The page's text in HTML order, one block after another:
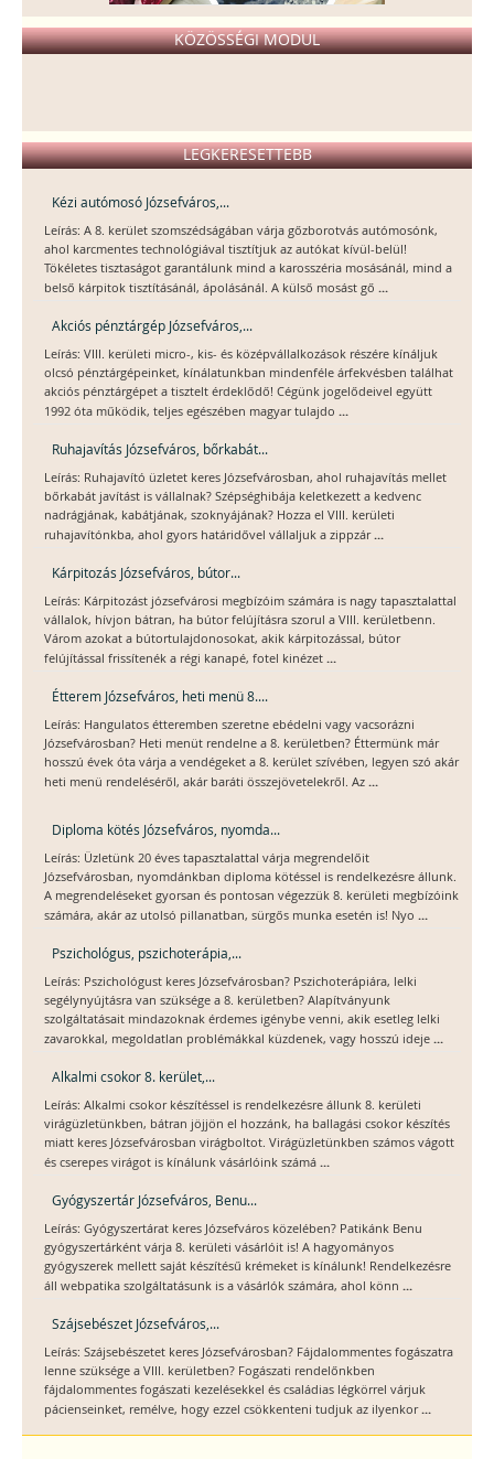
KÖZÖSSÉGI MODUL
LEGKERESETTEBB
Kézi autómosó Józsefváros,...
Leírás: A 8. kerület szomszédságában várja gőzborotvás autómosónk,
ahol karcmentes technológiával tisztítjuk az autókat kívül-belül!
Tökéletes tisztaságot garantálunk mind a karosszéria mosásánál, mind a
belső kárpitok tisztításánál, ápolásánál. A külső mosást gő ...
Akciós pénztárgép Józsefváros,...
Leírás: VIII. kerületi micro-, kis- és középvállalkozások részére kínáljuk
olcsó pénztárgépeinket, kínálatunkban mindenféle árfekvésben találhat
akciós pénztárgépet a tisztelt érdeklődő! Cégünk jogelődeivel együtt
1992 óta működik, teljes egészében magyar tulajdo ...
Ruhajavítás Józsefváros, bőrkabát...
Leírás: Ruhajavító üzletet keres Józsefvárosban, ahol ruhajavítás mellet
bőrkabát javítást is vállalnak? Szépséghibája keletkezett a kedvenc
nadrágjának, kabátjának, szoknyájának? Hozza el VIII. kerületi
ruhajavítónkba, ahol gyors határidővel vállaljuk a zippzár ...
Kárpitozás Józsefváros, bútor...
Leírás: Kárpitozást józsefvárosi megbízóim számára is nagy tapasztalattal
vállalok, hívjon bátran, ha bútor felújításra szorul a VIII. kerületbenn.
Várom azokat a bútortulajdonosokat, akik kárpitozással, bútor
felújítással frissítenék a régi kanapé, fotel kinézet ...
Étterem Józsefváros, heti menü 8....
Leírás: Hangulatos étteremben szeretne ebédelni vagy vacsorázni
Józsefvárosban? Heti menüt rendelne a 8. kerületben? Éttermünk már
hosszú évek óta várja a vendégeket a 8. kerület szívében, legyen szó akár
heti menü rendeléséről, akár baráti összejövetelekről. Az ...
Diploma kötés Józsefváros, nyomda...
Leírás: Üzletünk 20 éves tapasztalattal várja megrendelőit
Józsefvárosban, nyomdánkban diploma kötéssel is rendelkezésre állunk.
A megrendeléseket gyorsan és pontosan végezzük 8. kerületi megbízóink
számára, akár az utolsó pillanatban, sürgős munka esetén is! Nyo ...
Pszichológus, pszichoterápia,...
Leírás: Pszichológust keres Józsefvárosban? Pszichoterápiára, lelki
segélynyújtásra van szüksége a 8. kerületben? Alapítványunk
szolgáltatásait mindazoknak érdemes igénybe venni, akik esetleg lelki
zavarokkal, megoldatlan problémákkal küzdenek, vagy hosszú ideje ...
Alkalmi csokor 8. kerület,...
Leírás: Alkalmi csokor készítéssel is rendelkezésre állunk 8. kerületi
virágüzletünkben, bátran jöjjön el hozzánk, ha ballagási csokor készítés
miatt keres Józsefvárosban virágboltot. Virágüzletünkben számos vágott
és cserepes virágot is kínálunk vásárlóink számá ...
Gyógyszertár Józsefváros, Benu...
Leírás: Gyógyszertárat keres Józsefváros közelében? Patikánk Benu
gyógyszertárként várja 8. kerületi vásárlóit is! A hagyományos
gyógyszerek mellett saját készítésű krémeket is kínálunk! Rendelkezésre
áll webpatika szolgáltatásunk is a vásárlók számára, ahol könn ...
Szájsebészet Józsefváros,...
Leírás: Szájsebészetet keres Józsefvárosban? Fájdalommentes fogászatra
lenne szüksége a VIII. kerületben? Fogászati rendelőnkben
fájdalommentes fogászati kezelésekkel és családias légkörrel várjuk
pácienseinket, remélve, hogy ezzel csökkenteni tudjuk az ilyenkor ...